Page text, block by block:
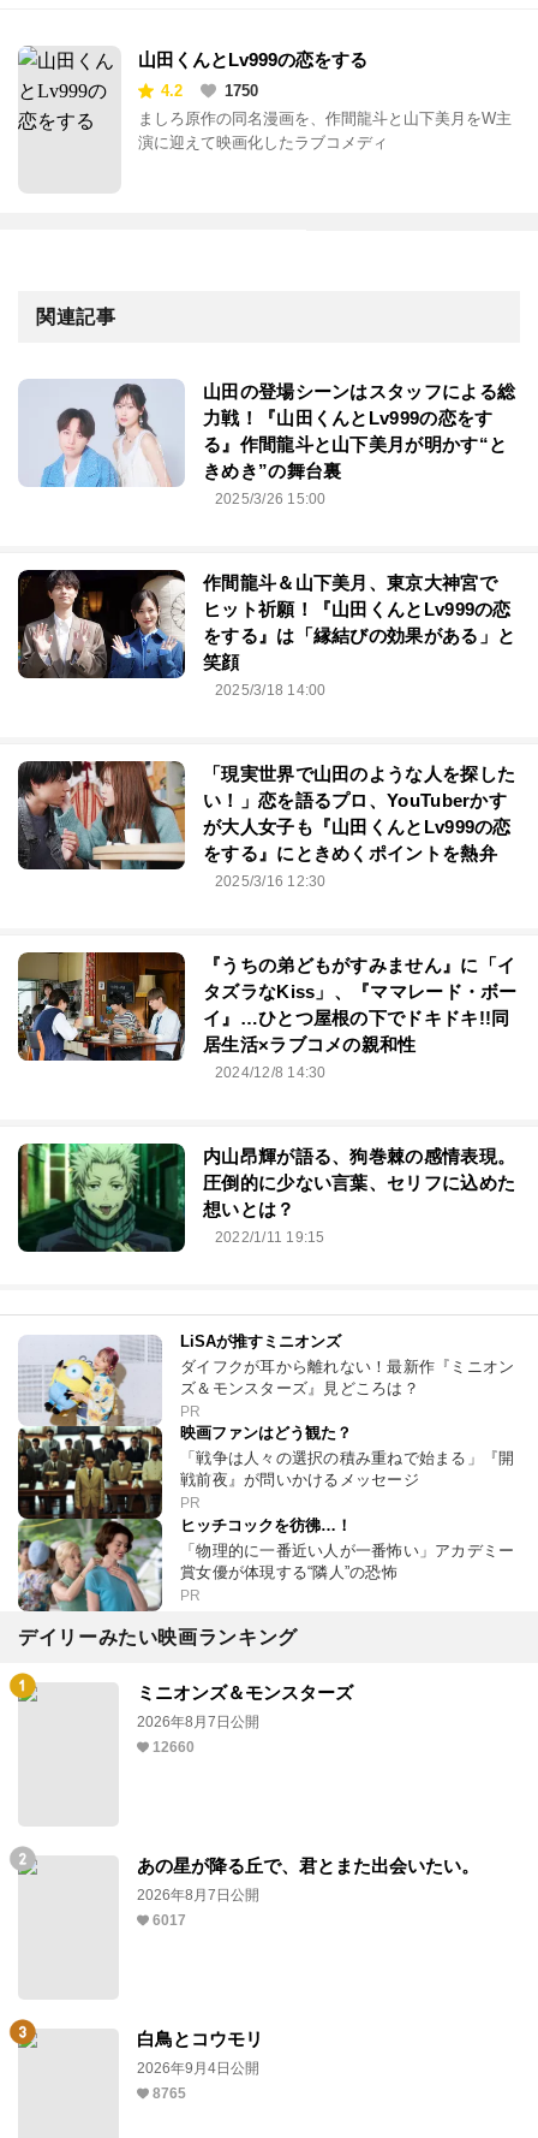
山田くんとLv999の恋をする
4.2
1750
ましろ原作の同名漫画を、作間龍斗と山下美月をW主
演に迎えて映画化したラブコメディ
関連記事
山田の登場シーンはスタッフによる総
力戦！『山田くんとLv999の恋をす
る』作間龍斗と山下美月が明かす“と
きめき”の舞台裏
2025/3/26 15:00
作間龍斗＆山下美月、東京大神宮で
ヒット祈願！『山田くんとLv999の恋
をする』は「縁結びの効果がある」と
笑顔
2025/3/18 14:00
「現実世界で山田のような人を探した
い！」恋を語るプロ、YouTuberかす
が大人女子も『山田くんとLv999の恋
をする』にときめくポイントを熱弁
2025/3/16 12:30
『うちの弟どもがすみません』に「イ
タズラなKiss」、『ママレード・ボー
イ』…ひとつ屋根の下でドキドキ!!同
居生活×ラブコメの親和性
2024/12/8 14:30
内山昂輝が語る、狗巻棘の感情表現。
圧倒的に少ない言葉、セリフに込めた
想いとは？
2022/1/11 19:15
LiSAが推すミニオンズ
ダイフクが耳から離れない！最新作『ミニオン
ズ＆モンスターズ』見どころは？
PR
映画ファンはどう観た？
「戦争は人々の選択の積み重ねで始まる」『開
戦前夜』が問いかけるメッセージ
PR
ヒッチコックを彷彿…！
「物理的に一番近い人が一番怖い」アカデミー
賞女優が体現する“隣人”の恐怖
PR
デイリーみたい映画ランキング
ミニオンズ＆モンスターズ
2026年8月7日公開
12660
あの星が降る丘で、君とまた出会いたい。
2026年8月7日公開
6017
白鳥とコウモリ
2026年9月4日公開
8765